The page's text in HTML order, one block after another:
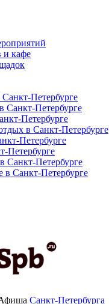
и кафе
Петербурге
Санкт-Петербурге
Петербурге
в Санкт-Петербурге
Петербурге
Петербурге
Санкт-Петербурге
в Санкт-Петербурге
Санкт-Петербурга